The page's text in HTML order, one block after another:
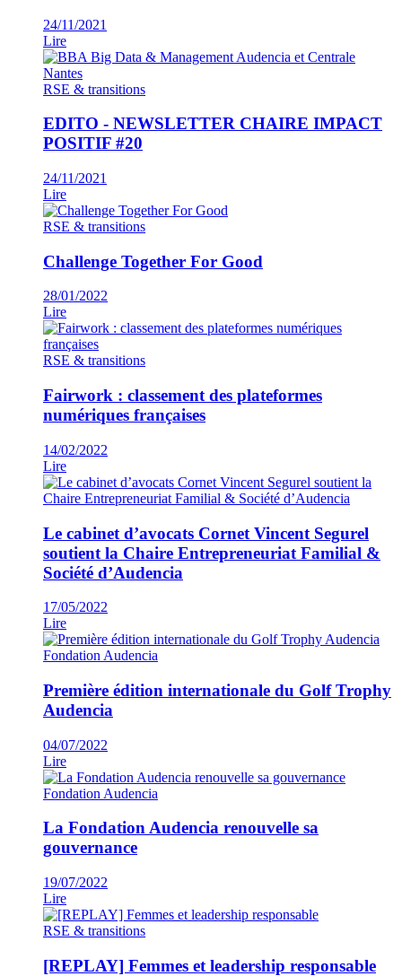
24/11/2021
Lire
RSE & transitions
EDITO - NEWSLETTER CHAIRE IMPACT
POSITIF #20
24/11/2021
Lire
RSE & transitions
Challenge Together For Good
28/01/2022
Lire
RSE & transitions
Fairwork : classement des plateformes
numériques françaises
14/02/2022
Lire
Le cabinet d’avocats Cornet Vincent Segurel
soutient la Chaire Entrepreneuriat Familial &
Société d’Audencia
17/05/2022
Lire
Fondation Audencia
Première édition internationale du Golf Trophy
Audencia
04/07/2022
Lire
Fondation Audencia
La Fondation Audencia renouvelle sa
gouvernance
19/07/2022
Lire
RSE & transitions
[REPLAY] Femmes et leadership responsable